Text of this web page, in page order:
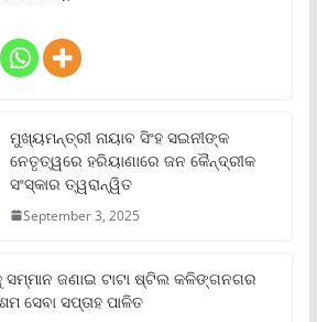
ମୁଖ୍ୟମନ୍ତ୍ରୀ ନାୟାବ ସିଂହ ସଇନୀଙ୍କ
ନେତୃତ୍ୱରେ ହରିୟାଣାରେ ଜନ କୈନ୍ଦ୍ରୀକ
ସଂସ୍କାର ତ୍ୱରାନ୍ୱିତ
September 3, 2025
ସମ୍ମାନ ଜଣାଇ ଟାଟା ଷ୍ଟିଲ କଳିଙ୍ଗନଗର
ସେବା ସପ୍ତାହ ପାଳିତ